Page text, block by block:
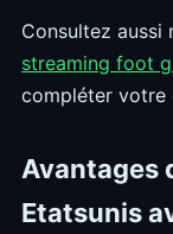
Consultez aussi
streaming foot
compléter votre
Avantages
Etatsunis